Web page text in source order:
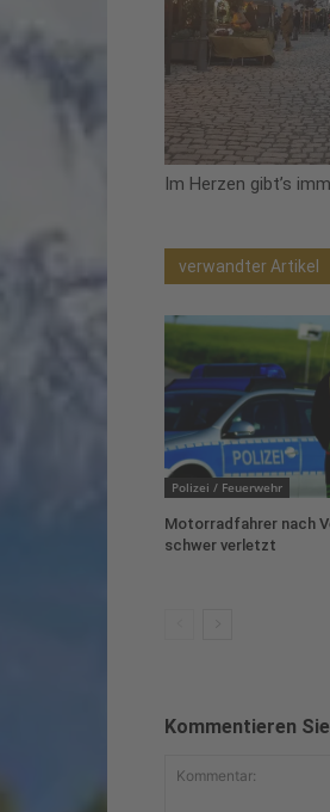
Im Herzen gibt’s
verwandter Artikel
Polizei / Feuerwehr
Motorradfahrer nach
schwer verletzt
Kommentieren